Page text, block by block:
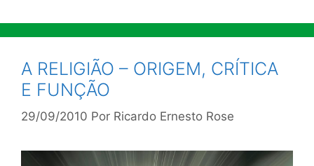
A RELIGIÃO – ORIGEM, CRÍTICA
E FUNÇÃO
29/09/2010 Por Ricardo Ernesto Rose